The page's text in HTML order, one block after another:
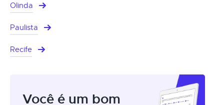
Olinda
Paulista
Recife
Você é um bom